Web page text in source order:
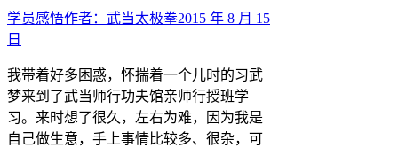
学员感悟作者： 武当太极拳2015 年 8 月 15
日
我带着好多困惑，怀揣着一个儿时的习武
梦来到了武当师行功夫馆亲师行授班学
习。来时想了很久，左右为难，因为我是
自己做生意，手上事情比较多、很杂，可